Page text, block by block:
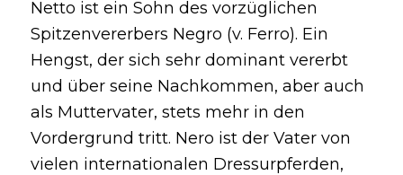
Netto ist ein Sohn des vorzüglichen
Spitzenvererbers Negro (v. Ferro). Ein
Hengst, der sich sehr dominant vererbt
und über seine Nachkommen, aber auch
als Muttervater, stets mehr in den
Vordergrund tritt. Nero ist der Vater von
vielen internationalen Dressurpferden,